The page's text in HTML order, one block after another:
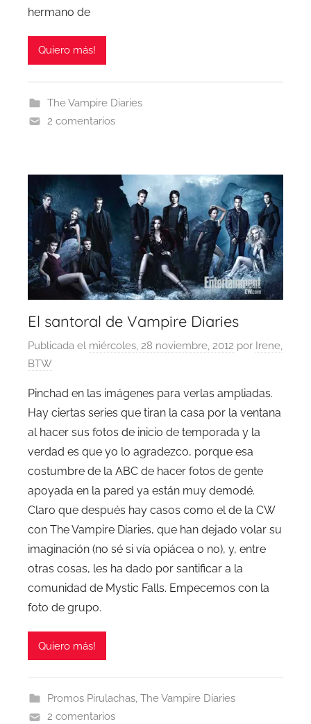
hermano de
Quiero más!
The Vampire Diaries
2 comentarios
El santoral de Vampire Diaries
Publicada el miércoles, 28 noviembre, 2012 por Irene,
BTW
Pinchad en las imágenes para verlas ampliadas.
Hay ciertas series que tiran la casa por la ventana
al hacer sus fotos de inicio de temporada y la
verdad es que yo lo agradezco, porque esa
costumbre de la ABC de hacer fotos de gente
apoyada en la pared ya están muy demodé.
Claro que después hay casos como el de la CW
con The Vampire Diaries, que han dejado volar su
imaginación (no sé si vía opiácea o no), y, entre
otras cosas, les ha dado por santificar a la
comunidad de Mystic Falls. Empecemos con la
foto de grupo.
Quiero más!
Promos Pirulachas, The Vampire Diaries
2 comentarios